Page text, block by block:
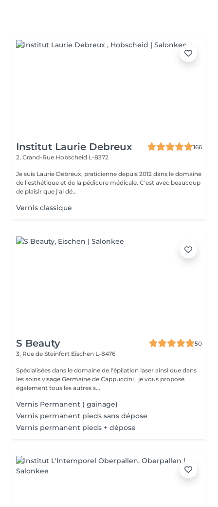
Institut Laurie Debreux
166
2, Grand-Rue Hobscheid L-8372
Je suis Laurie Debreux, praticienne depuis 2012 dans le domaine
de l'esthétique et de la pédicure médicale. C'est avec beaucoup
de plaisir que j'ai dé...
Vernis classique
S Beauty
50
3, Rue de Steinfort Eischen L-8476
Spécialisées dans le domaine de l'épilation laser ainsi que dans
les soins visage Germaine de Cappuccini , je vous propose
également tous les autres s...
Vernis Permanent ( gainage)
Vernis permanent pieds sans dépose
Vernis permanent pieds + dépose